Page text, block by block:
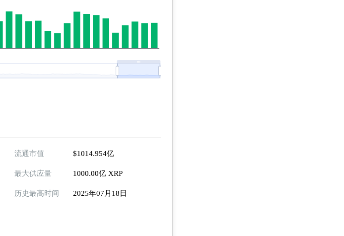
流通市值 $1014.954亿
最大供应量 1000.00亿 XRP
历史最高时间 2025年07月18日